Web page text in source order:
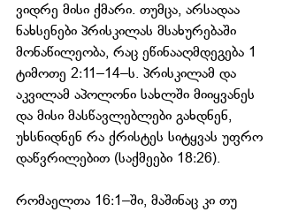
ვიდრე მისი ქმარი. თუმცა, არსადაა
ნახსენები პრისკილას მსახურებაში
მონაწილეობა, რაც ეწინააღმდეგება 1
ტიმოთე 2:11–14–ს. პრისკილამ და
აკვილამ აპოლონი სახლში მიიყვანეს
და მისი მასწავლებლები გახდნენ,
უხსნიდნენ რა ქრისტეს სიტყვას უფრო
დაწვრილებით (საქმეები 18:26).
რომაელთა 16:1–ში, მაშინაც კი თუ